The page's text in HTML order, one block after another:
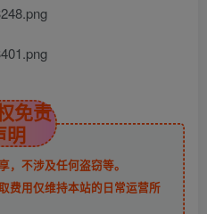
免责
明
，不涉及任何盗窃等。
费用仅维持本站的日常运营所